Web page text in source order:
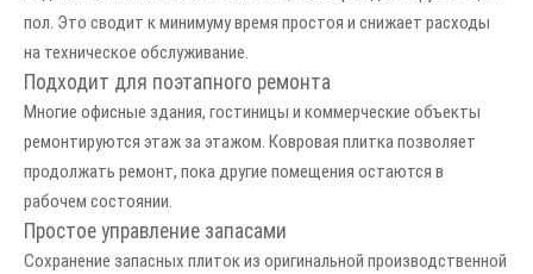
пол. Это сводит к минимуму время простоя и снижает расходы
на техническое обслуживание.
Подходит для поэтапного ремонта
Многие офисные здания, гостиницы и коммерческие объекты
ремонтируются этаж за этажом. Ковровая плитка позволяет
продолжать ремонт, пока другие помещения остаются в
рабочем состоянии.
Простое управление запасами
Сохранение запасных плиток из оригинальной производственной